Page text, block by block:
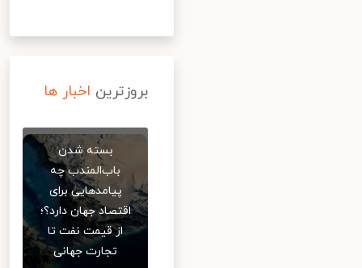
بروزترین اخبار ها
بسته شدن
باب‌المندب چه
پیامدهایی برای
اقتصاد جهان دارد؟؛
از قیمت نفت تا
تجارت جهانی